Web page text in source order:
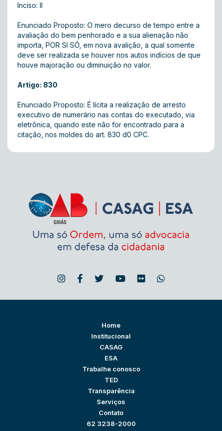
Inciso: II
Enunciado Proposto: O mero decurso de tempo entre a
avaliação do bem penhorado e a sua alienação não
importa, POR SI SÓ, em nova avalição, a qual somente
deve ser realizada se houver nos autos indícios de que
houve majoração ou diminuição no valor.
Artigo: 830
Enunciado Proposto: É lícita a realização de arresto
executivo de numerário nas contas do executado, via
eletrônica, quando este não for encontrado para a
citação, nos moldes do art. 830 d0 CPC.
Home
Institucional
CASAG
ESA
Trabalhe conosco
TED
Transparência
Serviços
Contato
62 3238-2000